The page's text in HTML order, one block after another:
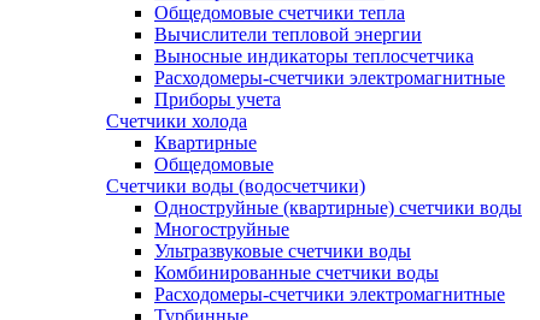
Общедомовые счетчики тепла
Вычислители тепловой энергии
Выносные индикаторы теплосчетчика
Расходомеры-счетчики электромагнитные
Приборы учета
Счетчики холода
Квартирные
Общедомовые
Счетчики воды (водосчетчики)
Одноструйные (квартирные) счетчики воды
Многоструйные
Ультразвуковые счетчики воды
Комбинированные счетчики воды
Расходомеры-счетчики электромагнитные
Турбинные